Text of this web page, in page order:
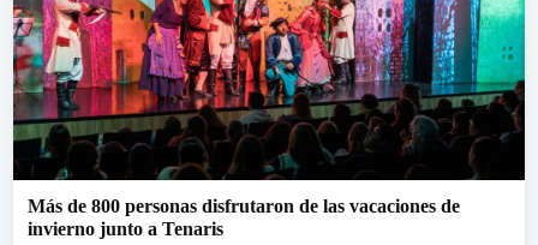
Más de 800 personas disfrutaron de las vacaciones de
invierno junto a Tenaris